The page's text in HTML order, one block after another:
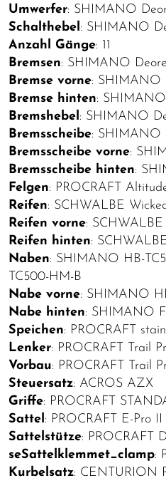
Umwerfer: SHIMANO
Schalthebel: SHIMANO
Anzahl Gänge: 11
Bremsen: SHIMANO
Bremse vorne: SHIMANO
Bremse hinten:
Bremshebel: SHIMANO
Bremsscheibe: SHIMANO
Bremsscheibe vorne:
Bremsscheibe hinten:
Felgen: PROCRAFT
Reifen: SCHWALBE
Reifen vorne: SCHWALBE
Reifen hinten:
Naben: SHIMANO HB-
TC500-HM-B
Nabe vorne: SHIMANO
Nabe hinten: SHIMANO
Speichen: PROCRAFT
Lenker: PROCRAFT Trail
Vorbau: PROCRAFT Trail
Steuersatz: ACROS AZX
Griffe: PROCRAFT
Sattel: PROCRAFT E-Pro II
Sattelstütze: PROCRAFT
seSattelklemmet_clamp:
Kurbelsatz: CENTURION